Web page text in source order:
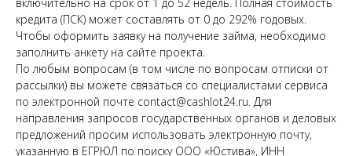
включительно на срок от 1 до 52 недель. Полная стоимость
кредита (ПСК) может составлять от 0 до 292% годовых.
Чтобы оформить заявку на получение займа, необходимо
заполнить анкету на сайте проекта.
По любым вопросам (в том числе по вопросам отписки от
рассылки) вы можете связаться со специалистами сервиса
по электронной почте contact@cashlot24.ru. Для
направления запросов государственных органов и деловых
предложений просим использовать электронную почту,
указанную в ЕГРЮЛ по поиску ООО «Юстива», ИНН